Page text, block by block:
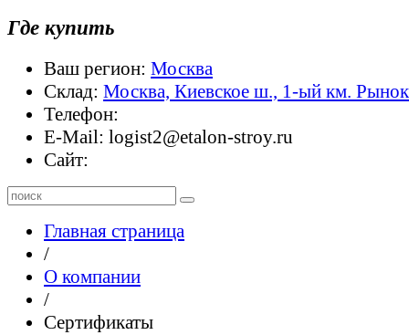
Где купить
Ваш регион: Москва
Склад: Москва, Киевское ш., 1-ый км.
Телефон:
E-Mail: logist2@etalon-stroy.ru
Сайт:
Главная страница
/
О компании
/
Сертификаты